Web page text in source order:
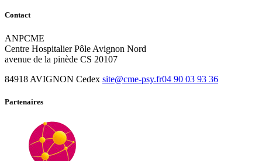
Contact
ANPCME
Centre Hospitalier Pôle Avignon Nord
avenue de la pinède CS 20107
84918 AVIGNON Cedex site@cme-psy.fr04 90 03 93 36
Partenaires